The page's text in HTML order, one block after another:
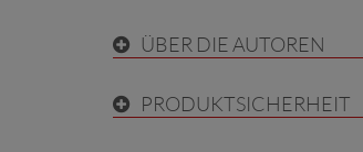
ÜBER DIE AUTOREN
PRODUKTSICHERHEIT